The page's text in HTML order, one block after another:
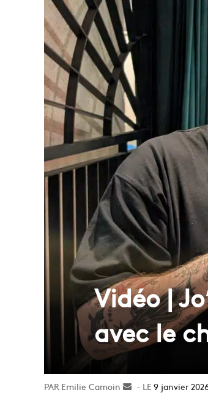
Vidéo |
avec le
Emilie Camoin
Envoyer9 janvier